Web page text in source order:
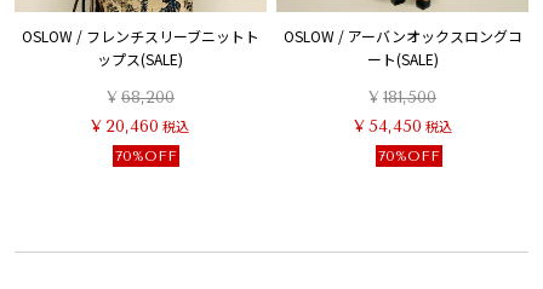
OSLOW / フレンチスリーブニットト
ップス(SALE)
¥68,200
¥ 20,460 税込
70%OFF
OSLOW / アーバンオックスロングコ
ート(SALE)
¥181,500
¥ 54,450 税込
70%OFF